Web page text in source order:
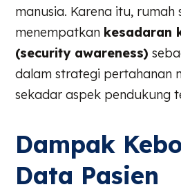
manusia. Karena itu, rumah
menempatkan kesadaran
(security awareness)
dalam strategi pertahanan
sekadar aspek pendukung
Dampak
Data Pasien